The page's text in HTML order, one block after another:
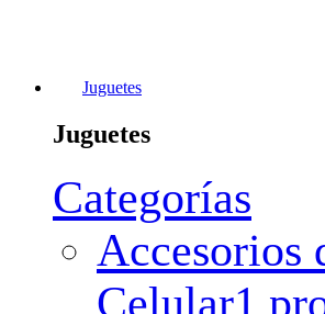
Juguetes
Juguetes
Categorías
Accesorios
Celular1